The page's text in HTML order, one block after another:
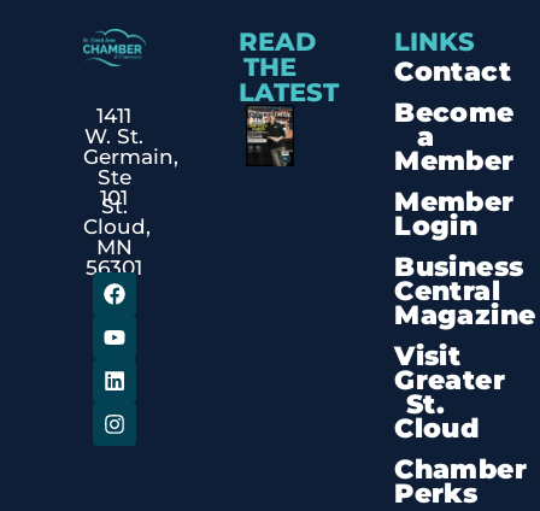
1411
W. St.
Germain,
Ste
101
St.
Cloud,
MN
56301
READ
THE
LATEST
LINKS
Contact
Become
a
Member
Member
Login
Business
Central
Magazine
Visit
Greater
St.
Cloud
Chamber
Perks